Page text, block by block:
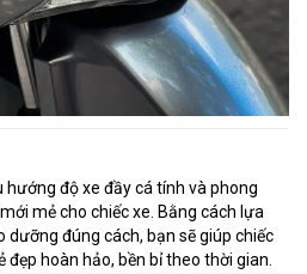
hướng độ xe đầy cá tính và phong
mẻ cho chiếc xe. Bằng cách lựa
dưỡng đúng cách, bạn sẽ giúp chiếc
hoàn hảo, bền bỉ theo thời gian.